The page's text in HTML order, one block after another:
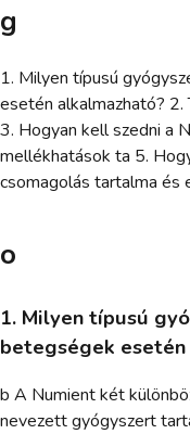
g
1. Milyen típusú
esetén alkalmazható?
3. Hogyan kell szedni a
mellékhatások ta 5.
csomagolás tartalma és
o
1. Milyen típusú
betegségek
b A Numient két
nevezett gyógyszert